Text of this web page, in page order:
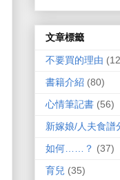
文章標籤
不要買的理由
書籍介紹 (80)
心情筆記書 (56)
新嫁娘/人夫食譜
如何……？ (37)
育兒 (35)